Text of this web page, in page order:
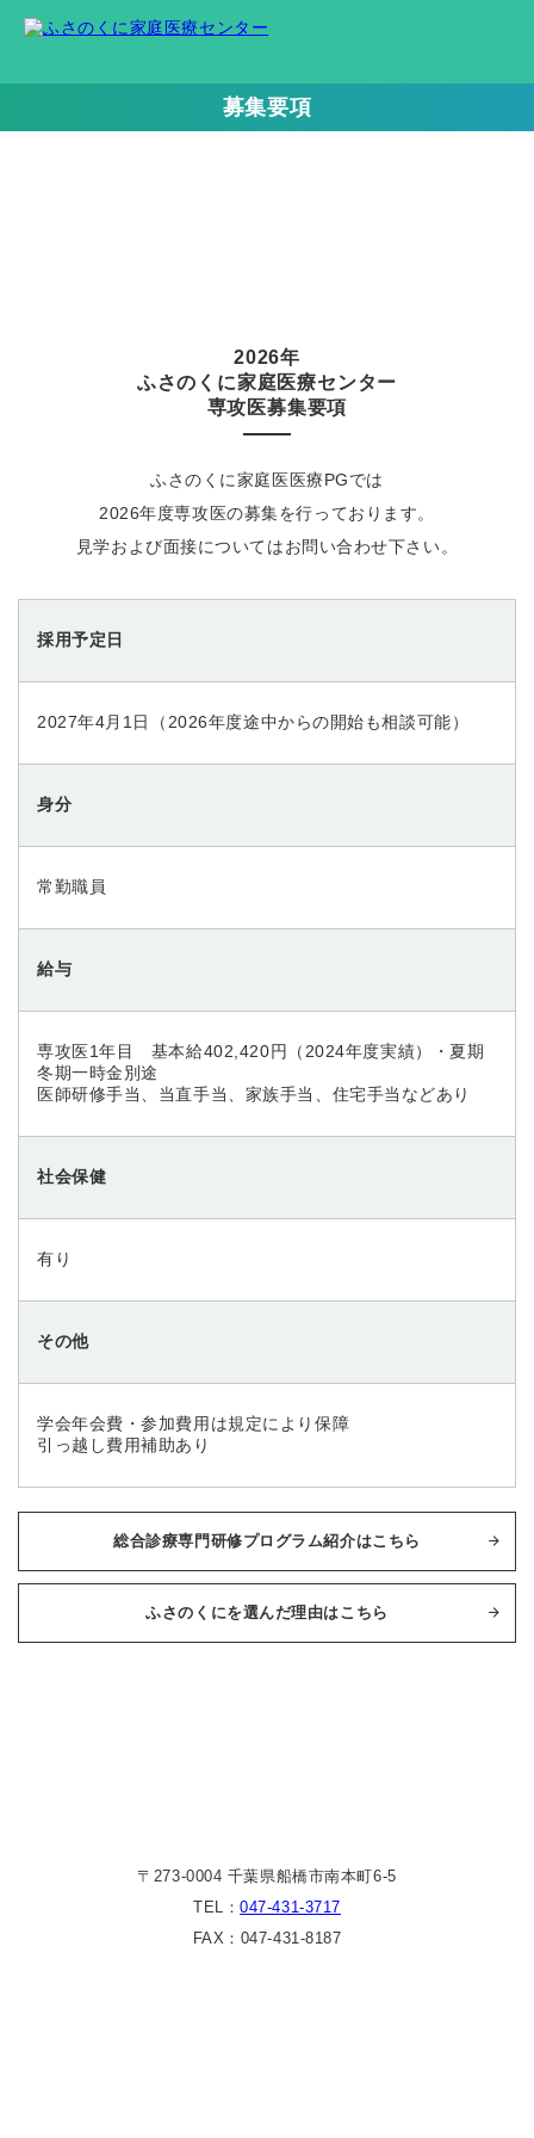
募集要項
2026年
ふさのくに家庭医療センター
専攻医募集要項
ふさのくに家庭医医療PGでは
2026年度専攻医の募集を行っております。
見学および面接についてはお問い合わせ下さい。
採用予定日
2027年4月1日（2026年度途中からの開始も相談可能）
身分
常勤職員
給与
専攻医1年目 基本給402,420円（2024年度実績）・夏期
冬期一時金別途
医師研修手当、当直手当、家族手当、住宅手当などあり
社会保健
有り
その他
学会年会費・参加費用は規定により保障
引っ越し費用補助あり
総合診療専門研修プログラム紹介はこちら
ふさのくにを選んだ理由はこちら
〒273-0004 千葉県船橋市南本町6-5
TEL：047-431-3717
FAX：047-431-8187